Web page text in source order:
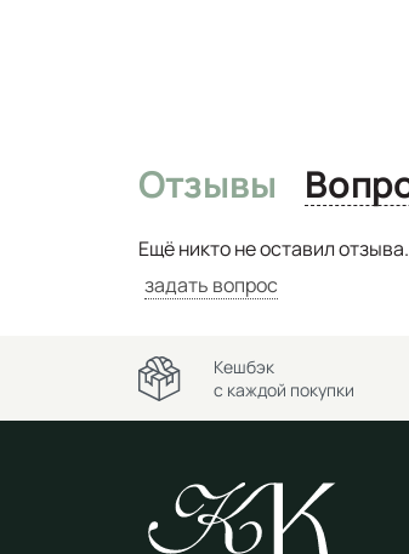
Отзывы
Ещё никто не оставил отзыва.
задать вопрос
Кешбэк
с каждой покупки